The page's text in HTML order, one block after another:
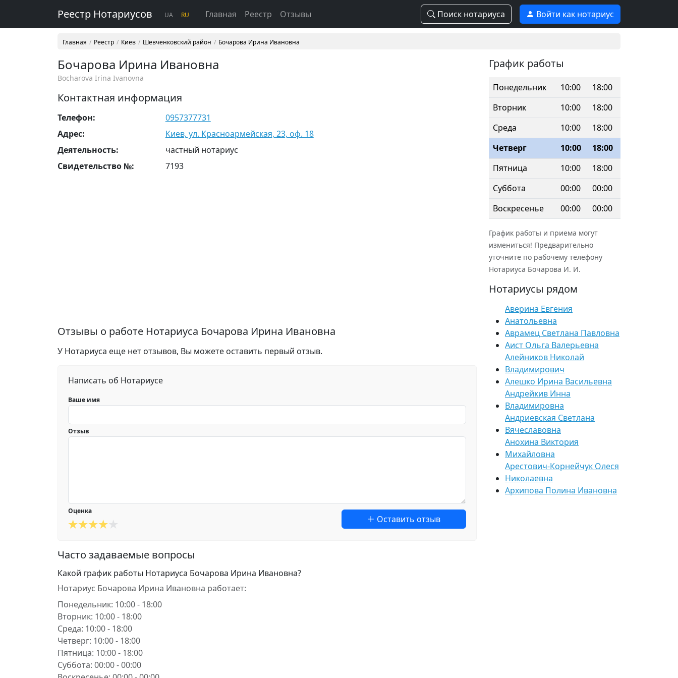
Реестр Нотариусов UA RU Главная Реестр Отзывы Поиск нотариуса Войти как нотариус
Главная Реестр Киев Шевченковский район Бочарова Ирина Ивановна
Бочарова Ирина Ивановна
Bocharova Irina Ivanovna
Контактная информация
Телефон:
0957377731
Адрес:
Киев, ул. Красноармейская, 23, оф. 18
Деятельность:
частный нотариус
Свидетельство №:
7193
Отзывы о работе Нотариуса Бочарова Ирина Ивановна
У Нотариуса еще нет отзывов, Вы можете оставить первый отзыв.
Написать об Нотариусе
Ваше имя
Отзыв
Оценка
Оставить отзыв
Часто задаваемые вопросы
Какой график работы Нотариуса Бочарова Ирина Ивановна?
Нотариус Бочарова Ирина Ивановна работает:
Понедельник: 10:00 - 18:00
Вторник: 10:00 - 18:00
Среда: 10:00 - 18:00
Четверг: 10:00 - 18:00
Пятница: 10:00 - 18:00
Суббота: 00:00 - 00:00
График работы
Понедельник 10:00
18:00
Вторник
10:00
18:00
Среда
10:00
18:00
Четверг
10:00
18:00
Пятница
10:00
18:00
Суббота
00:00
00:00
Воскресенье
00:00 00:00
График работы и приема могут
измениться! Предварительно
уточните по рабочему телефону
Нотариуса Бочарова И. И.
Нотариусы рядом
Аверина Евгения
Анатольевна
Аврамец Светлана Павловна
Аист Ольга Валерьевна
Алейников Николай
Владимирович
Алешко Ирина Васильевна
Андрейкив Инна
Владимировна
Андриевская Светлана
Вячеславовна
Анохина Виктория
Михайловна
Арестович-Корнейчук Олеся
Николаевна
Архипова Полина Ивановна